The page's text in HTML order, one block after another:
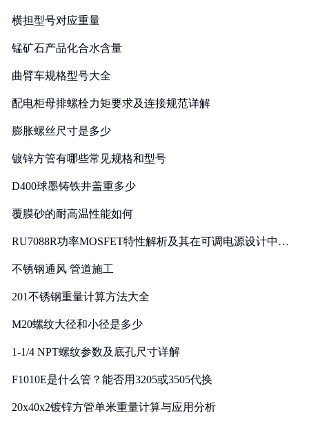
横担型号对应重量
锰矿石产品化合水含量
曲臂车规格型号大全
配电柜母排螺栓力矩要求及连接规范详解
膨胀螺丝尺寸是多少
镀锌方管有哪些常见规格和型号
D400球墨铸铁井盖重多少
覆膜砂的耐高温性能如何
RU7088R功率MOSFET特性解析及其在可调电源设计中的
不锈钢通风 管道施工
201不锈钢重量计算方法大全
M20螺纹大径和小径是多少
1-1/4 NPT螺纹参数及底孔尺寸详解
F1010E是什么管？能否用3205或3505代换
20x40x2镀锌方管单米重量计算与应用分析